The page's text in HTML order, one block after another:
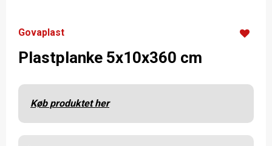
Govaplast
Plastplanke 5x10x360 cm
Køb produktet her